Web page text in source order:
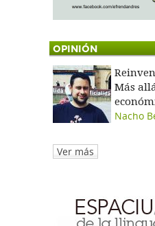
OPINIÓN
Más
Nacho
Ver más